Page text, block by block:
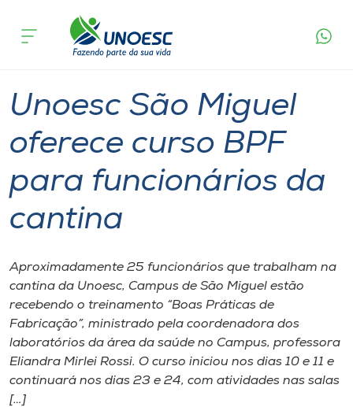
Cursos
Pesquisa
Atendimento ao Estudante
Portal de Ensino
A
Internacionalização
I.nova
acontece
Unoesc São Miguel
oferece curso BPF
para funcionários da
cantina
Aproximadamente 25 funcionários que trabalham na
cantina da Unoesc, Campus de São Miguel estão
recebendo o treinamento “Boas Práticas de
Fabricação”, ministrado pela coordenadora dos
laboratórios da área da saúde no Campus, professora
Eliandra Mirlei Rossi. O curso iniciou nos dias 10 e 11 e
continuará nos dias 23 e 24, com atividades nas salas
[…]